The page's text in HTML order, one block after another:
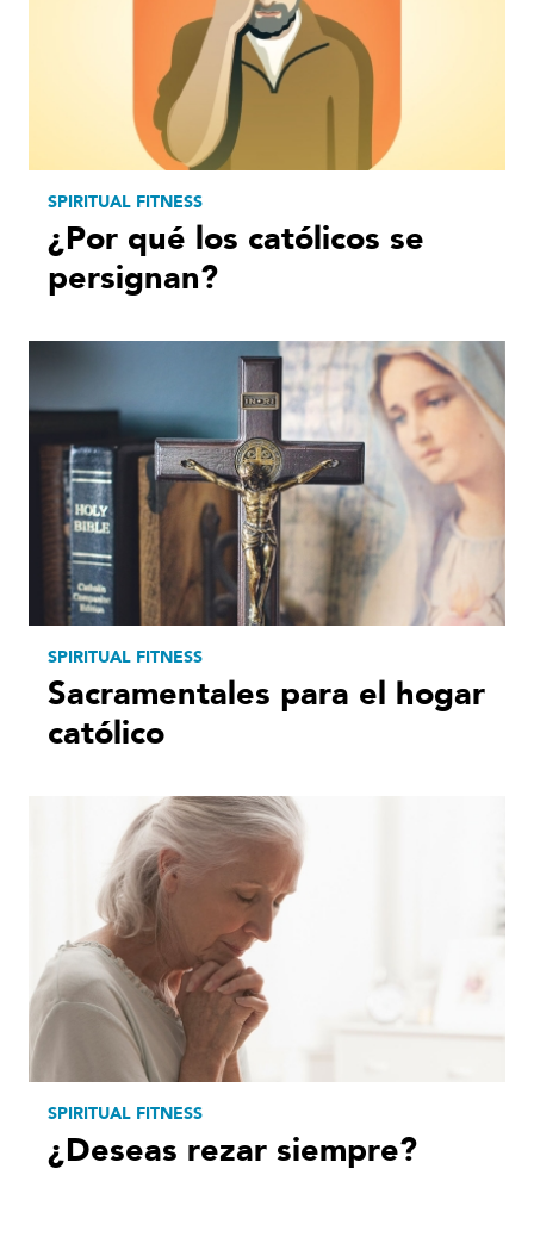
SPIRITUAL FITNESS
¿Por qué los católicos se
persignan?
SPIRITUAL FITNESS
Sacramentales para el hogar
católico
SPIRITUAL FITNESS
¿Deseas rezar siempre?